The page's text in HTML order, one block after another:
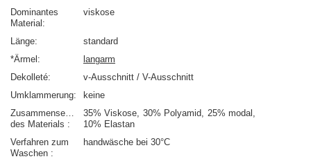
Dominantes
Material
viskose
Länge
standard
*Ärmel
langarm
Dekolleté
v-Ausschnitt / V-Ausschnitt
Umklammerung
keine
Zusammensetzung
des Materials
35% Viskose 30% Polyamid
25% modal
10% Elastan
Verfahren zum
Waschen
handwäsche bei 30°C